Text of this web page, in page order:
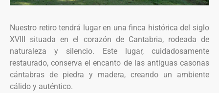
Nuestro retiro tendrá lugar en una finca histórica del siglo
XVIII situada en el corazón de Cantabria, rodeada de
naturaleza y silencio. Este lugar, cuidadosamente
restaurado, conserva el encanto de las antiguas casonas
cántabras de piedra y madera, creando un ambiente
cálido y auténtico.